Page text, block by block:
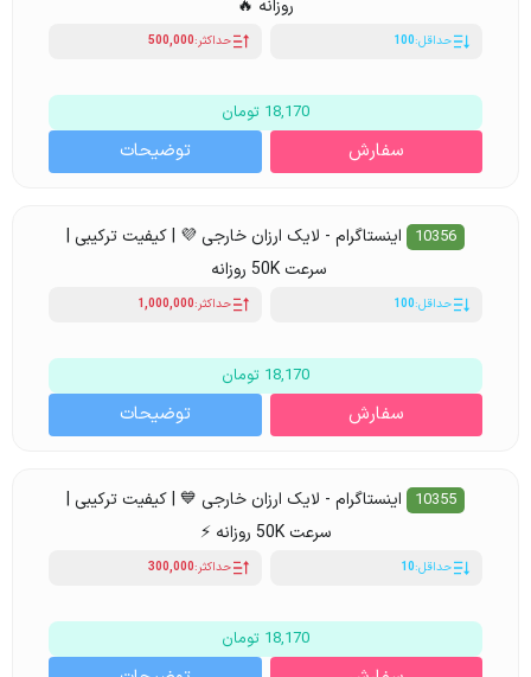
روزانه 🔥
حداقل:100 حداکثر:500,000
18,170 تومان
سفارش توضیحات
10356
اینستاگرام - لایک ارزان خارجی 💜 | کیفیت ترکیبی |
سرعت 50K روزانه
حداقل:100 حداکثر:1,000,000
18,170 تومان
سفارش توضیحات
10355
اینستاگرام - لایک ارزان خارجی 💙 | کیفیت ترکیبی |
سرعت 50K روزانه ⚡
حداقل:10 حداکثر:300,000
18,170 تومان